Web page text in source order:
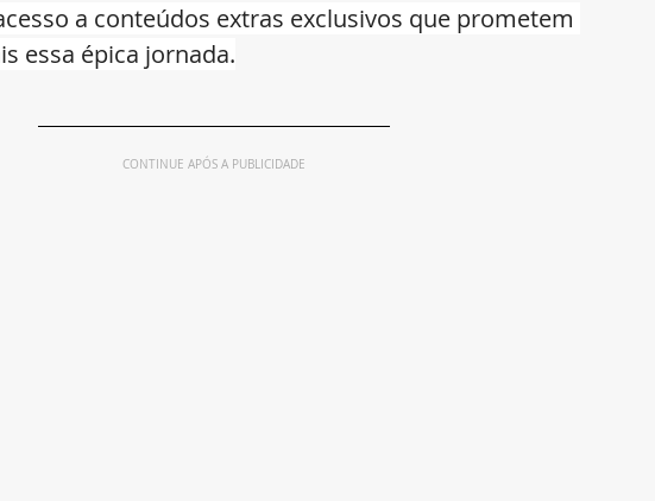
a conteúdos extras exclusivos que prometem
essa épica jornada.
CONTINUE APÓS A PUBLICIDADE